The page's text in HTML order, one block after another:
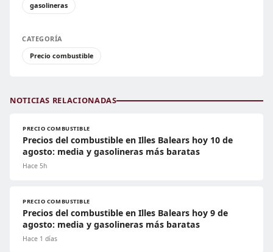
gasolineras
CATEGORÍA
Precio combustible
NOTICIAS RELACIONADAS
PRECIO COMBUSTIBLE
Precios del combustible en Illes Balears hoy 10 de
agosto: media y gasolineras más baratas
Hace 5h
PRECIO COMBUSTIBLE
Precios del combustible en Illes Balears hoy 9 de
agosto: media y gasolineras más baratas
Hace 1 días